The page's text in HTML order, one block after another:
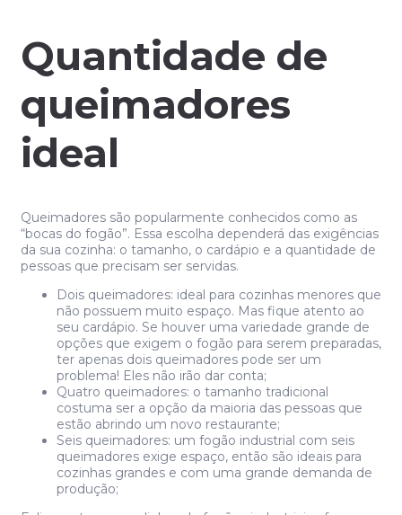
Quantidade de
queimadores
ideal
Queimadores são popularmente conhecidos como as
“bocas do fogão”. Essa escolha dependerá das exigências
da sua cozinha: o tamanho, o cardápio e a quantidade de
pessoas que precisam ser servidas.
Dois queimadores: ideal para cozinhas menores que
não possuem muito espaço. Mas fique atento ao
seu cardápio. Se houver uma variedade grande de
opções que exigem o fogão para serem preparadas,
ter apenas dois queimadores pode ser um
problema! Eles não irão dar conta;
Quatro queimadores: o tamanho tradicional
costuma ser a opção da maioria das pessoas que
estão abrindo um novo restaurante;
Seis queimadores: um fogão industrial com seis
queimadores exige espaço, então são ideais para
cozinhas grandes e com uma grande demanda de
produção;